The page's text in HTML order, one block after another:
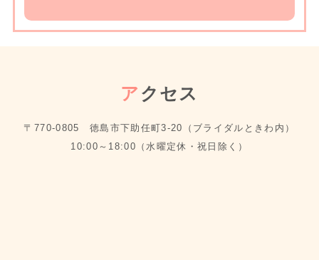
ア クセス
〒770-0805 徳島市下助任町3-20（ブライダルときわ内）
10:00～18:00（水曜定休・祝日除く）